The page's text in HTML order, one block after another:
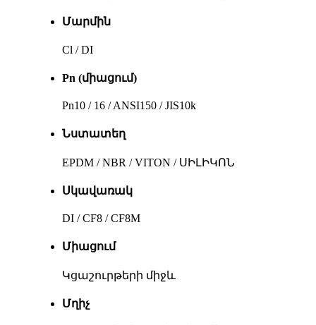
Մարմին
Cl / DI
Pn (միացում)
Pn10 / 16 / ANSI150 / JIS10k
Նստատեղ
EPDM / NBR / VITON / ՍԻԼԻԿՈՆ
Սկավառակ
DI / CF8 / CF8M
Միացում
Կցաշուրթերի միջև
Մղիչ